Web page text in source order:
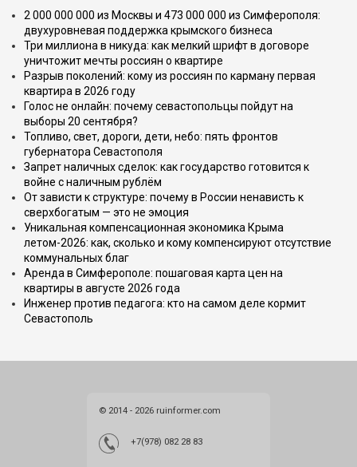
2 000 000 000 из Москвы и 473 000 000 из Симферополя:
двухуровневая поддержка крымского бизнеса
Три миллиона в никуда: как мелкий шрифт в договоре
уничтожит мечты россиян о квартире
Разрыв поколений: кому из россиян по карману первая
квартира в 2026 году
Голос не онлайн: почему севастопольцы пойдут на
выборы 20 сентября?
Топливо, свет, дороги, дети, небо: пять фронтов
губернатора Севастополя
Запрет наличных сделок: как государство готовится к
войне с наличным рублём
От зависти к структуре: почему в России ненависть к
сверхбогатым — это не эмоция
Уникальная компенсационная экономика Крыма
летом-2026: как, сколько и кому компенсируют отсутствие
коммунальных благ
Аренда в Симферополе: пошаговая карта цен на
квартиры в августе 2026 года
Инженер против педагога: кто на самом деле кормит
Севастополь
© 2014 - 2026 ruinformer.com
+7(978) 082 28 83